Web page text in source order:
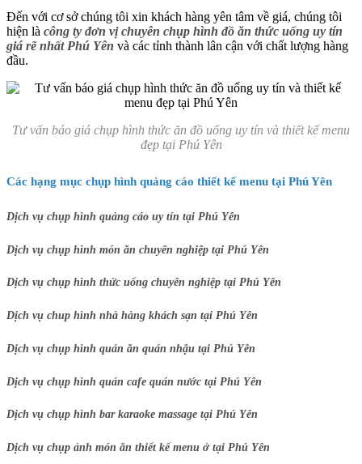
Đến với cơ sở chúng tôi xin khách hàng yên tâm về giá, chúng tôi
hiện là công ty đơn vị chuyên chụp hình đồ ăn thức uống uy tín
giá rẽ nhất Phú Yên và các tỉnh thành lân cận với chất lượng hàng
đầu.
Tư vấn báo giá chụp hình thức ăn đồ uống uy tín và thiết kế menu
đẹp tại Phú Yên
Các hạng mục chụp hình quảng cáo thiết kế menu tại Phú Yên
Dịch vụ chụp hình quảng cáo uy tín tại Phú Yên
Dịch vụ chụp hình món ăn chuyên nghiệp tại Phú Yên
Dịch vụ chụp hình thức uống chuyên nghiệp tại Phú Yên
Dịch vụ chup hình nhà hàng khách sạn tại Phú Yên
Dịch vụ chụp hình quán ăn quán nhậu tại Phú Yên
Dịch vụ chụp hình quán cafe quán nước tại Phú Yên
Dịch vụ chụp hình bar karaoke massage tại Phú Yên
Dịch vụ chụp ảnh món ăn thiết kế menu ở tại Phú Yên